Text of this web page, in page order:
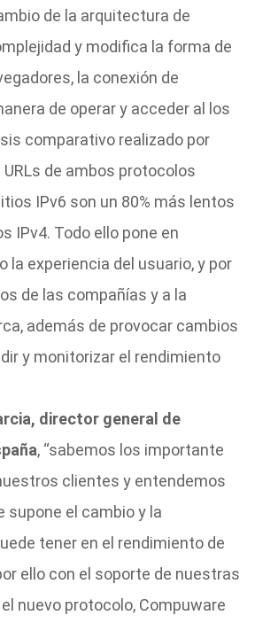
de la arquitectura de
y modifica la forma de
la conexión de
de operar y acceder al los
comparativo realizado por
de ambos protocolos
IPv6 son un 80% más lentos
IPv4. Todo ello pone en
la experiencia del usuario, y por
de las compañías y a la
además de provocar cambios
y monitorizar el rendimiento
director general de
, “sabemos los importante
clientes y entendemos
supone el cambio y la
tener en el rendimiento de
ello con el soporte de nuestras
nuevo protocolo, Compuware